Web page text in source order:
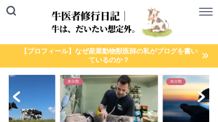
【プロフィール】なぜ産業動物獣医師の私がブログを書い
ているのか？
未分類 未分類